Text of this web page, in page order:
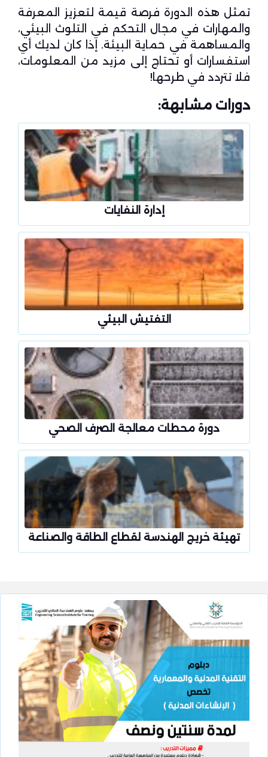
تمثل هذه الدورة فرصة قيمة لتعزيز المعرفة
والمهارات في مجال التحكم في التلوث البيئي،
والمساهمة في حماية البيئة. إذا كان لديك أي
استفسارات أو تحتاج إلى مزيد من المعلومات،
فلا تتردد في طرحها!
دورات مشابهة:
إدارة النفايات
التفتيش البيئي
دورة محطات معالجة الصرف الصحي
تهيئة خريج الهندسة لقطاع الطاقة والصناعة